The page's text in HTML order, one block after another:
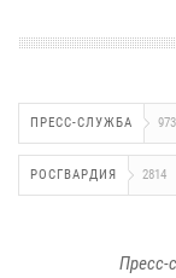
ПРЕСС-СЛУЖБА 973
РОСГВАРДИЯ 2814
Пресс-